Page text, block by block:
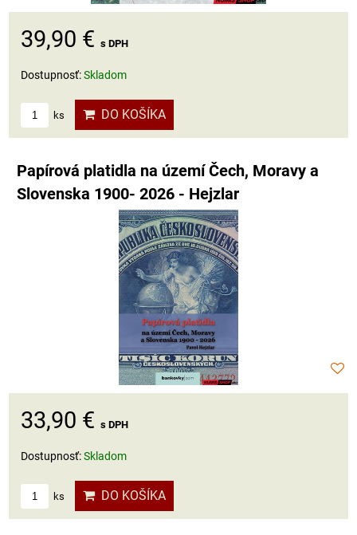
39,90 € s DPH
Dostupnosť:Skladom
ks DO KOŠÍKA
Papírová platidla na území Čech, Moravy a
Slovenska 1900- 2026 - Hejzlar
33,90 € s DPH
Dostupnosť:Skladom
ks DO KOŠÍKA